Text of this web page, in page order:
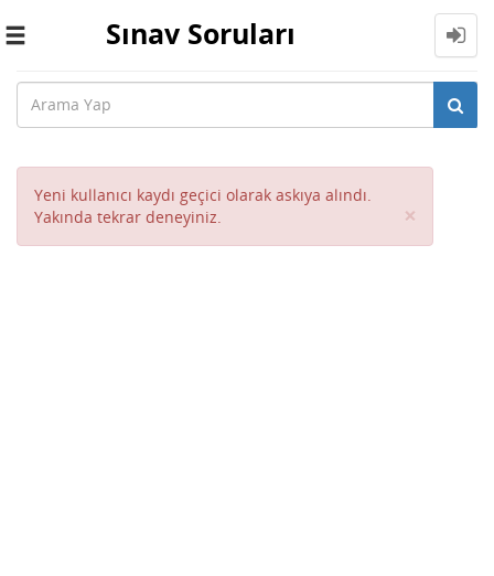
Toggle
Sınav Soruları
Yeni kullanıcı kaydı geçici olarak askıya alındı.
Yakında tekrar deneyiniz.
×